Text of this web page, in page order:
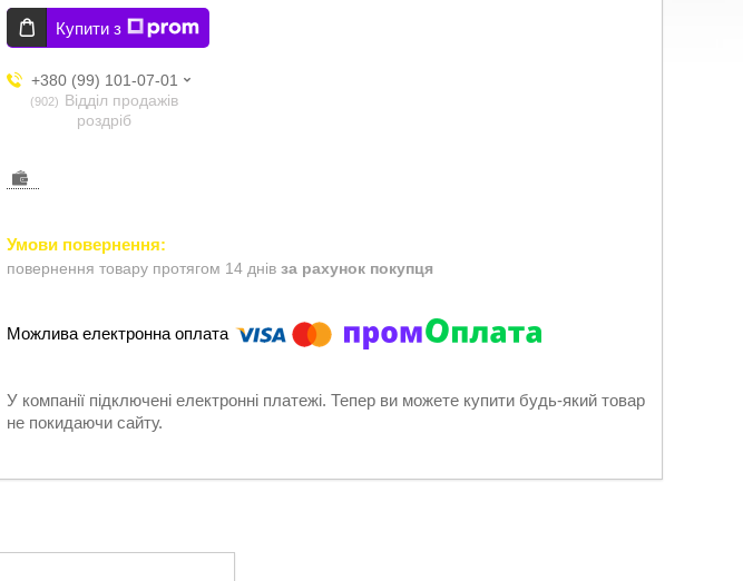
Купити з
+380 (99) 101-07-01
902
Відділ продажів
роздріб
повернення товару протягом 14 днів за рахунок покупця
У компанії підключені електронні платежі. Тепер ви можете купити будь-який товар
не покидаючи сайту.